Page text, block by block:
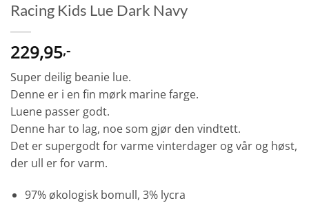
Racing Kids Lue Dark Navy
229,95,-
Super deilig beanie lue.
Denne er i en fin mørk marine farge.
Luene passer godt.
Denne har to lag, noe som gjør den vindtett.
Det er supergodt for varme vinterdager og vår og høst,
der ull er for varm.
97% økologisk bomull, 3% lycra